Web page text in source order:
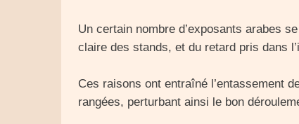
Un certain nombre d’exposants arabes
claire des stands, et du retard pris dans
Ces raisons ont entraîné l’entassement
rangées, perturbant ainsi le bon